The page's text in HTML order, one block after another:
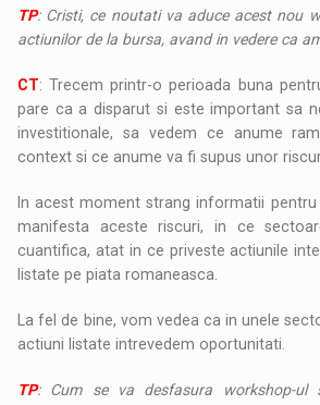
TP: Cristi, ce noutati va aduce acest nou
actiunilor de la bursa, avand in vedere ca
CT: Trecem printr-o perioada buna
pare ca a disparut si este important sa
investitionale, sa vedem ce anume
context si ce anume va fi supus unor
In acest moment strang informatii
manifesta aceste riscuri, in ce
cuantifica, atat in ce priveste actiunile
listate pe piata romaneasca.
La fel de bine, vom vedea ca in unele
actiuni listate intrevedem oportunitati.
TP: Cum se va desfasura workshop-